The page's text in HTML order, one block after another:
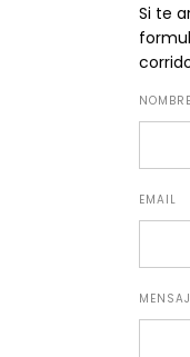
Si te
NOMBRE
EMAIL